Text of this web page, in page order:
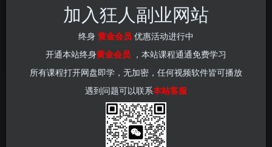
（8198期）2024年淘系最新
付费拉搜索实战战略：直通车
创业项目 电商教程 新媒体项目
2年前 4
加入狂人副业网站
终身 黄金会员 优惠活动进行中
开通本站终身黄金会员 ，本站课程通通免费学习
所有课程打开网盘即学，无加密，任何视频软件皆可播放
遇到问题可以联系本站客服